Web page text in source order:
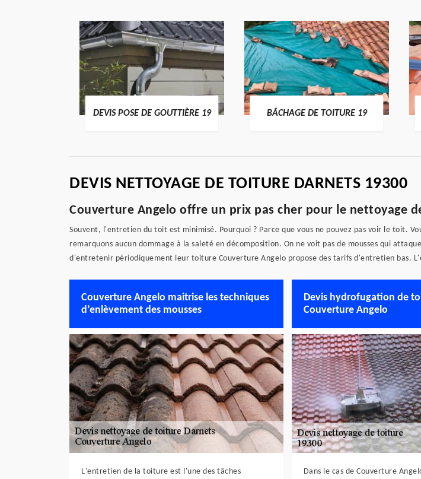
DEVIS POSE DE GOUTTIÈRE 19 BÂCHAGE DE TOITURE 19
DEVIS NETTOYAGE DE TOITURE DARNETS 19300
Couverture Angelo offre un prix pas cher pour le nettoyage
Souvent, l'entretien du toit est minimisé. Pourquoi ? Parce que vous ne pouvez pas voir le toit.
remarquons aucun dommage à la saleté en décomposition. On ne voit pas de mousses qui
d'entretenir périodiquement leur toiture Couverture Angelo propose des tarifs d'entretien bas.
Couverture Angelo maitrise les techniques
d’enlèvement des mousses
L'entretien de la toiture est l'une des tâches
Devis hydrofugation de
Couverture Angelo
Dans le cas de Couverture